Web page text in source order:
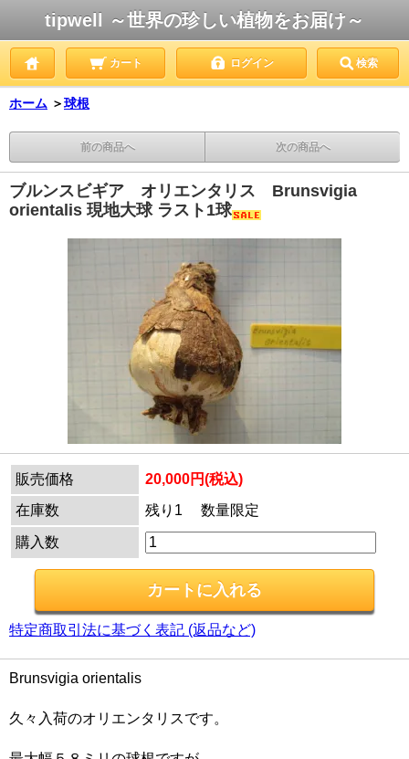
tipwell ～世界の珍しい植物をお届け～
カート ログイン 検索
ホーム ＞球根
前の商品へ 次の商品へ
ブルンスビギア オリエンタリス Brunsvigia
orientalis 現地大球 ラスト1球
販売価格
20,000円(税込)
在庫数
残り1 数量限定
購入数
特定商取引法に基づく表記 (返品など)
Brunsvigia orientalis
久々入荷のオリエンタリスです。